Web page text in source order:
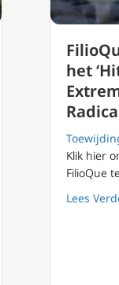
imperialisme: is
het
Klik hier
FilioQue
Lees